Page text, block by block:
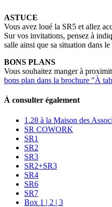
ASTUCE
Vous avez loué la SR5 et allez
Sur vos invitations, pensez à
salle ainsi que sa situation dans
BONS PLANS
Vous souhaitez manger à
bons plan dans la brochure "À
À consulter également
1.28 à la Maison des
SR COWORK
SR1
SR2
SR3
SR2+SR3
SR4
SR6
SR7
Box 1 | 2 | 3